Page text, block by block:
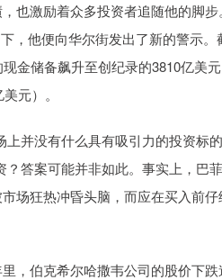
也激励着众多投资者追随他的脚
他便向华尔街发出了新的警示。
金储备飙升至创纪录的3810亿美
元）。
并没有什么具有吸引力的投资标
答案可能并非如此。事实上，巴
场狂热冲昏头脑，而应在买入前
，伯克希尔哈撒韦公司的股价下